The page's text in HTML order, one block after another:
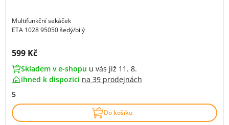
Multifunkční sekáček
ETA 1028 95050 šedý/bílý
Cena s DPH:
599 Kč
Skladem v e-shopu u vás již 11. 8.
ihned k dispozici na 39 prodejnách
5
Do košíku